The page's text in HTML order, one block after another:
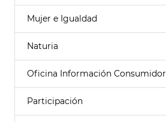
Mujer e Igualdad
Naturia
Oficina Información Consumidor
Participación